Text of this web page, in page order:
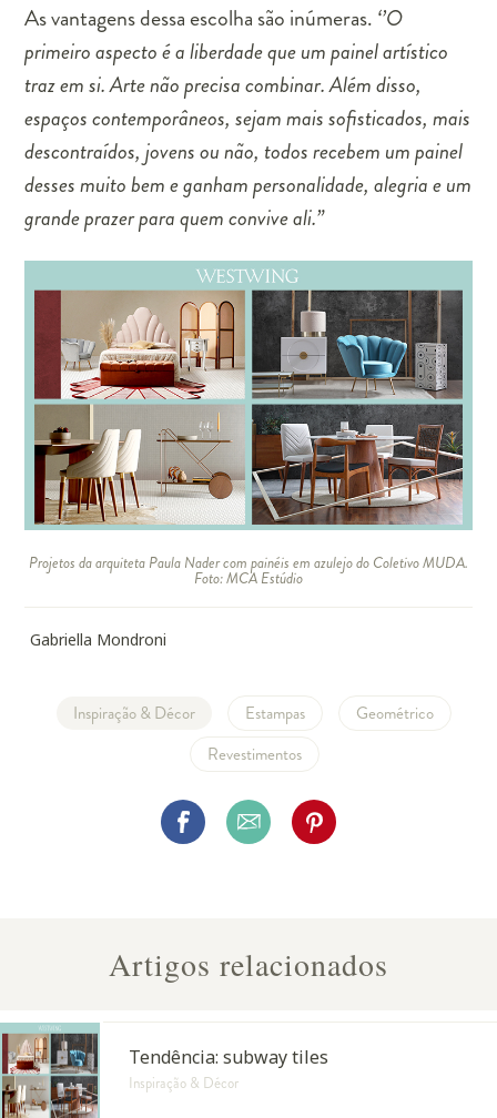
As vantagens dessa escolha são inúmeras. ‘’O
primeiro aspecto é a liberdade que um painel artístico
traz em si. Arte não precisa combinar. Além disso,
espaços contemporâneos, sejam mais sofisticados, mais
descontraídos, jovens ou não, todos recebem um painel
desses muito bem e ganham personalidade, alegria e um
grande prazer para quem convive ali.”
Projetos da arquiteta Paula Nader com painéis em azulejo do Coletivo MUDA.
Foto:MCA Estúdio
Gabriella Mondroni
Inspiração & Décor Estampas
Geométrico
Revestimentos
Artigos relacionados
Tendência: subway tiles
Inspiração & Décor